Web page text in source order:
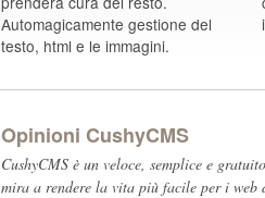
Automagicamente gestione del
testo, html e le immagini.
Opinioni CushyCMS
CushyCMS è un veloce, semplice e
mira a rendere la vita più facile per i web